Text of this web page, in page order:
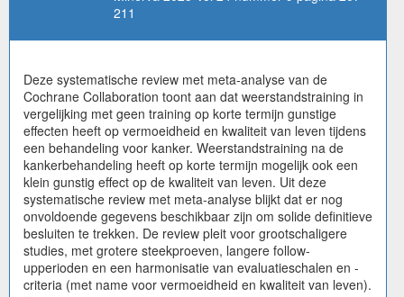
211
Deze systematische review met meta-analyse van de
Cochrane Collaboration toont aan dat weerstandstraining in
vergelijking met geen training op korte termijn gunstige
effecten heeft op vermoeidheid en kwaliteit van leven tijdens
een behandeling voor kanker. Weerstandstraining na de
kankerbehandeling heeft op korte termijn mogelijk ook een
klein gunstig effect op de kwaliteit van leven. Uit deze
systematische review met meta-analyse blijkt dat er nog
onvoldoende gegevens beschikbaar zijn om solide definitieve
besluiten te trekken. De review pleit voor grootschaligere
studies, met grotere steekproeven, langere follow-
upperioden en een harmonisatie van evaluatieschalen en -
criteria (met name voor vermoeidheid en kwaliteit van leven).